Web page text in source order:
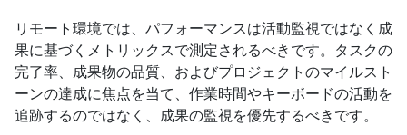
リモート環境では、パフォーマンスは活動監視ではなく成
果に基づくメトリックスで測定されるべきです。タスクの
完了率、成果物の品質、およびプロジェクトのマイルスト
ーンの達成に焦点を当て、作業時間やキーボードの活動を
追跡するのではなく、成果の監視を優先するべきです。